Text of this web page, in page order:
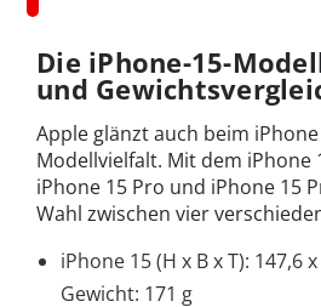
Die iPhone-15-
und
Apple glänzt auch beim
Modellvielfalt. Mit dem iPhone
iPhone 15 Pro und iPhone 15
Wahl zwischen vier
iPhone 15 (H x B x T): 147,6
Gewicht: 171 g